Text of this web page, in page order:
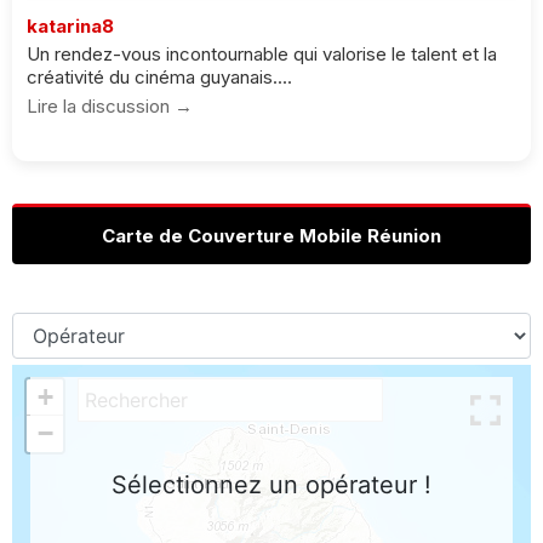
katarina8
Un rendez-vous incontournable qui valorise le talent et la
créativité du cinéma guyanais....
Lire la discussion →
Carte de Couverture Mobile Réunion